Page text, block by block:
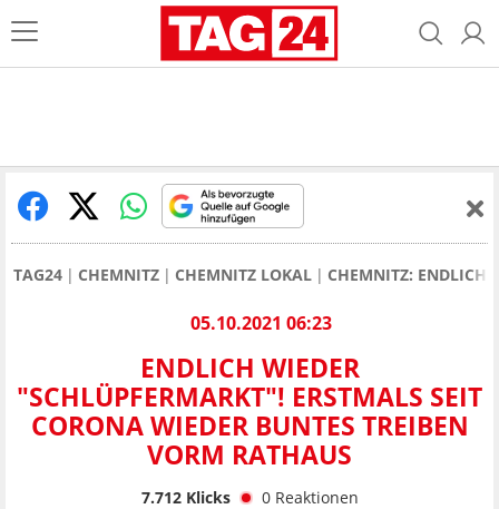
TAG24 CHEMNITZ CHEMNITZ LOKAL CHEMNITZ: ENDLICH
05.10.2021 06:23
ENDLICH WIEDER
"SCHLÜPFERMARKT"! ERSTMALS SEIT
CORONA WIEDER BUNTES TREIBEN
VORM RATHAUS
7.712Klicks 0 Reaktionen